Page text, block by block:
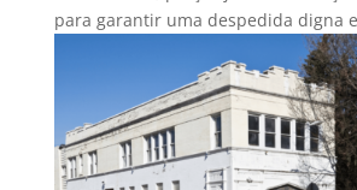
para garantir uma despedida digna